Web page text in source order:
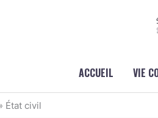
ACCUEIL VIE
État civil